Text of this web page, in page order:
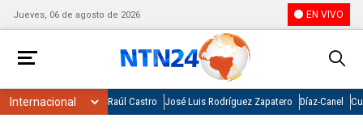
Jueves, 06 de agosto de 2026 EN VIVO
Raúl Castro José Luis Rodríguez Zapatero Díaz-Canel